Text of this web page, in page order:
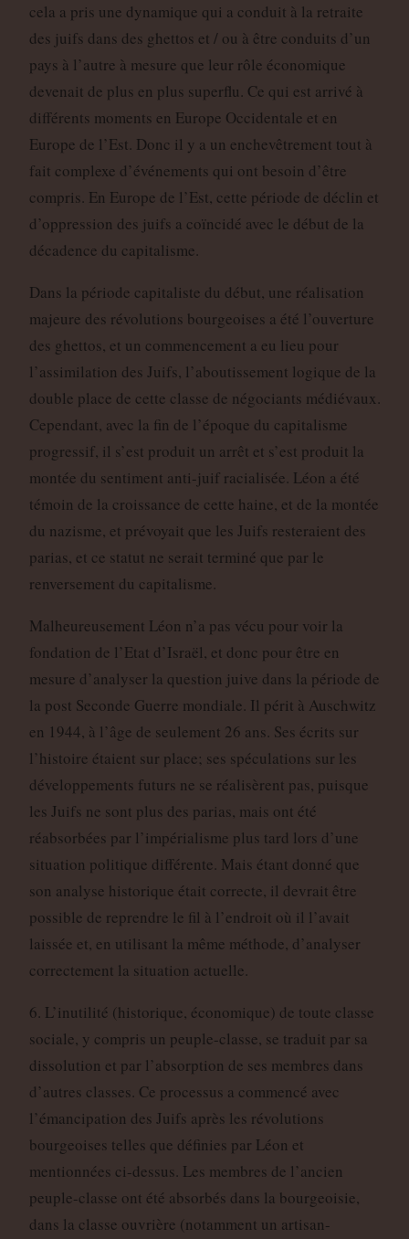
cela a pris une dynamique qui a conduit à la retraite
des juifs dans des ghettos et / ou à être conduits d’un
pays à l’autre à mesure que leur rôle économique
devenait de plus en plus superflu. Ce qui est arrivé à
différents moments en Europe Occidentale et en
Europe de l’Est. Donc il y a un enchevêtrement tout à
fait complexe d’événements qui ont besoin d’être
compris. En Europe de l’Est, cette période de déclin et
d’oppression des juifs a coïncidé avec le début de la
décadence du capitalisme.
Dans la période capitaliste du début, une réalisation
majeure des révolutions bourgeoises a été l’ouverture
des ghettos, et un commencement a eu lieu pour
l’assimilation des Juifs, l’aboutissement logique de la
double place de cette classe de négociants médiévaux.
Cependant, avec la fin de l’époque du capitalisme
progressif, il s’est produit un arrêt et s’est produit la
montée du sentiment anti-juif racialisée. Léon a été
témoin de la croissance de cette haine, et de la montée
du nazisme, et prévoyait que les Juifs resteraient des
parias, et ce statut ne serait terminé que par le
renversement du capitalisme.
Malheureusement Léon n’a pas vécu pour voir la
fondation de l’Etat d’Israël, et donc pour être en
mesure d’analyser la question juive dans la période de
la post Seconde Guerre mondiale. Il périt à Auschwitz
en 1944, à l’âge de seulement 26 ans. Ses écrits sur
l’histoire étaient sur place; ses spéculations sur les
développements futurs ne se réalisèrent pas, puisque
les Juifs ne sont plus des parias, mais ont été
réabsorbées par l’impérialisme plus tard lors d’une
situation politique différente. Mais étant donné que
son analyse historique était correcte, il devrait être
possible de reprendre le fil à l’endroit où il l’avait
laissée et, en utilisant la même méthode, d’analyser
correctement la situation actuelle.
6. L’inutilité (historique, économique) de toute classe
sociale, y compris un peuple-classe, se traduit par sa
dissolution et par l’absorption de ses membres dans
d’autres classes. Ce processus a commencé avec
l’émancipation des Juifs après les révolutions
bourgeoises telles que définies par Léon et
mentionnées ci-dessus. Les membres de l’ancien
peuple-classe ont été absorbés dans la bourgeoisie,
dans la classe ouvrière (notamment un artisan-